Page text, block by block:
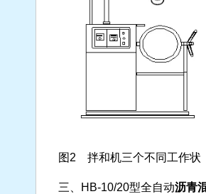
图2 拌和机三个不同工作状
三、HB-10/20型全自动沥青